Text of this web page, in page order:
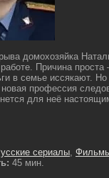
домохозяйка
работе. Причина
в семье иссякают.
новая профессия
для неё
сериалы,
45 мин.